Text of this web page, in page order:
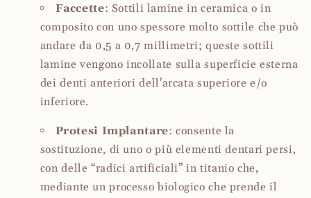
Faccette: Sottili lamine in ceramica o in
composito con uno spessore molto sottile che può
andare da 0,5 a 0,7 millimetri; queste sottili
lamine vengono incollate sulla superficie esterna
dei denti anteriori dell'arcata superiore e/o
inferiore.
Protesi Implantare: consente la
sostituzione, di uno o più elementi dentari persi,
con delle “radici artificiali” in titanio che,
mediante un processo biologico che prende il